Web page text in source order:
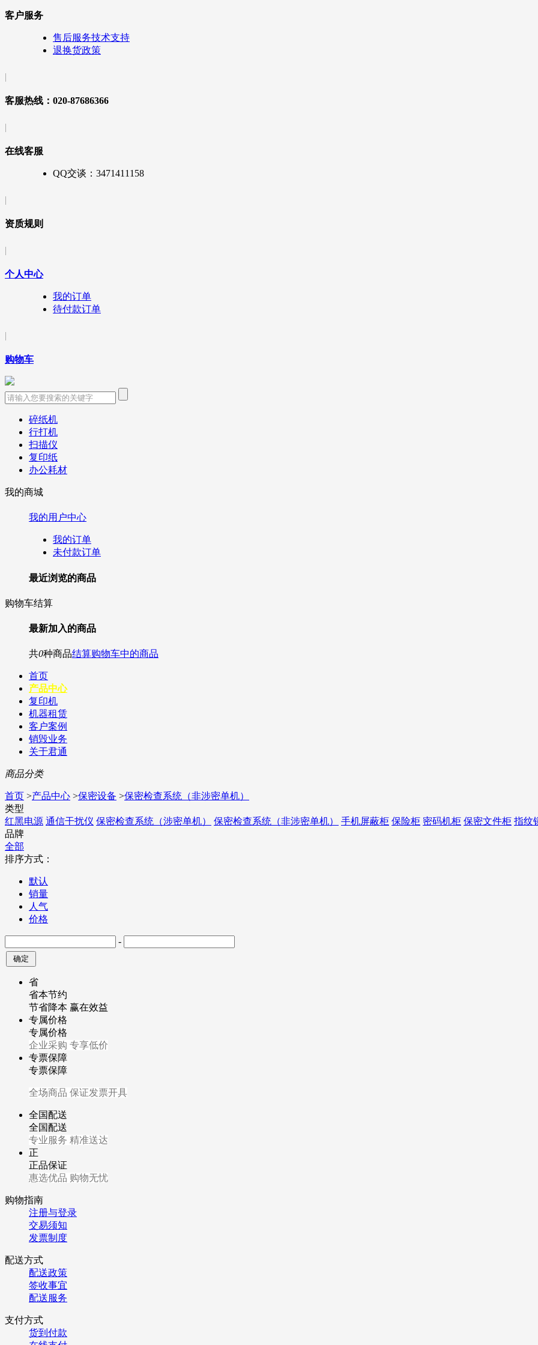
客户服务
售后服务技术支持
退换货政策
|
客服热线：020-87686366
|
在线客服
QQ交谈：3471411158
|
资质规则
|
个人中心
我的订单
待付款订单
|
购物车
碎纸机
行打机
扫描仪
复印纸
办公耗材
我的商城
我的用户中心
我的订单
未付款订单
最近浏览的商品
购物车结算
最新加入的商品
共0种商品结算购物车中的商品
首页
产品中心
复印机
机器租赁
客户案例
销毁业务
关于君通
商品分类
首页 >产品中心 >保密设备 >保密检查系统（非涉密单机）
类型
红黑电源 通信干扰仪 保密检查系统（涉密单机） 保密检查系统（非涉密单机） 手机屏蔽柜 保险柜 密码机柜 保密文件柜 指纹
品牌
全部
排序方式：
默认
销量
人气
价格
-
省
省本节约
节省降本 赢在效益
专属价格
专属价格
企业采购 专享低价
专票保障
专票保障
全场商品 保证发票开具
全国配送
全国配送
专业服务 精准送达
正
正品保证
惠选优品 购物无忧
购物指南
注册与登录
交易须知
发票制度
配送方式
配送政策
签收事宜
配送服务
支付方式
货到付款